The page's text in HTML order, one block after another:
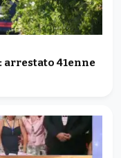
arrestato 41enne